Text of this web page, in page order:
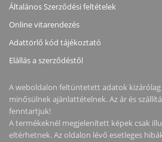
Általános Szerződési feltételek
Online vitarendezés
Adattörlő kód tájékoztató
Elállás a szerződéstől
A weboldalon feltüntetett adatok
minősülnek ajánlattételnek. Az ár és
fenntartjuk!
A termékeknél megjelenített képek csak
eltérhetnek. Az oldalon lévő esetleges